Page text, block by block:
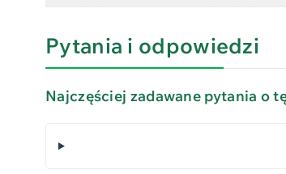
Pytania i odpowiedzi
Najczęściej zadawane pytania o